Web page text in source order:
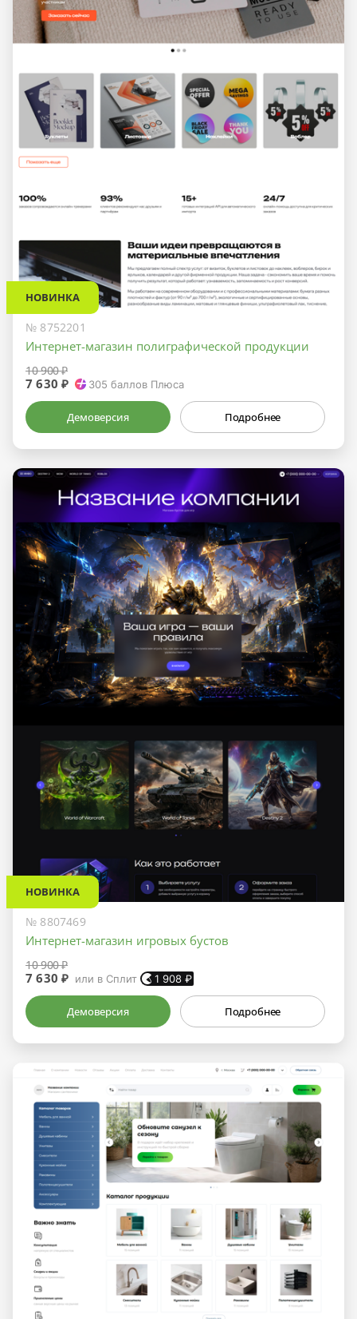
НОВИНКА
№ 8752201
Интернет-магазин полиграфической продукции
10 900 ₽
7 630 ₽ 305 баллов Плюса
Демоверсия Подробнее
НОВИНКА
№ 8807469
Интернет-магазин игровых бустов
10 900 ₽
7 630 ₽ или в Сплит 1 908 ₽
Демоверсия Подробнее